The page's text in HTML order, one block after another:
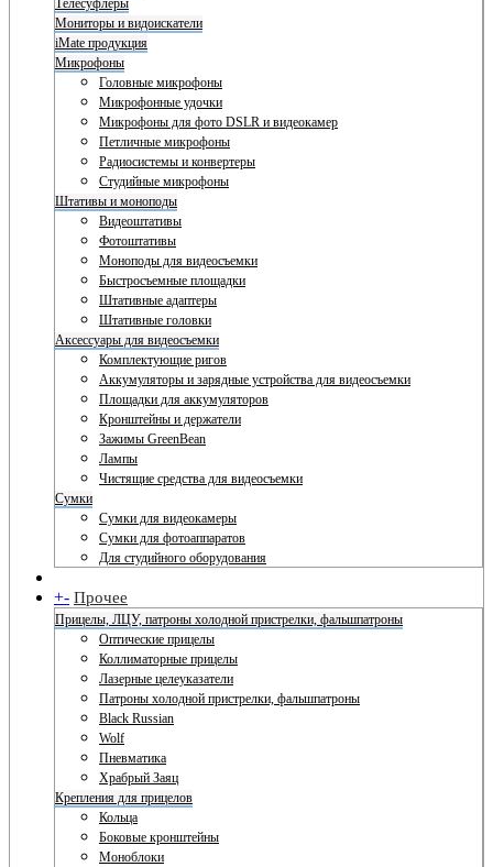
Телесуфлеры
Мониторы и видоискатели
iMate продукция
Микрофоны
Головные микрофоны
Микрофонные удочки
Микрофоны для фото DSLR и видеокамер
Петличные микрофоны
Радиосистемы и конвертеры
Студийные микрофоны
Штативы и моноподы
Видеоштативы
Фотоштативы
Моноподы для видеосъемки
Быстросъемные площадки
Штативные адаптеры
Штативные головки
Аксессуары для видеосъемки
Комплектующие ригов
Аккумуляторы и зарядные устройства для видеосъемки
Площадки для аккумуляторов
Кронштейны и держатели
Зажимы GreenBean
Лампы
Чистящие средства для видеосъемки
Сумки
Сумки для видеокамеры
Сумки для фотоаппаратов
Для студийного оборудования
+- Прочее
Прицелы, ЛЦУ, патроны холодной пристрелки, фальшпатроны
Оптические прицелы
Коллиматорные прицелы
Лазерные целеуказатели
Патроны холодной пристрелки, фальшпатроны
Black Russian
Wolf
Пневматика
Храбрый Заяц
Крепления для прицелов
Кольца
Боковые кронштейны
Моноблоки